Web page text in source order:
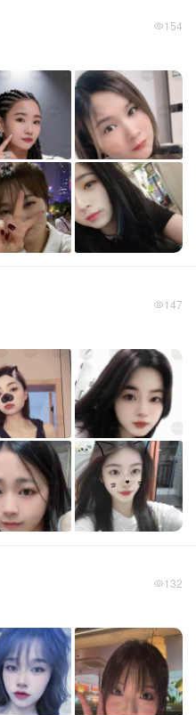
154
147
132